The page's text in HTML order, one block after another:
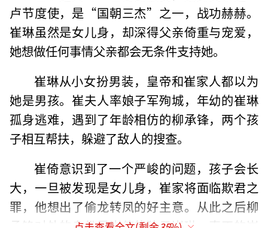
卢节度使，是“国朝三杰”之一，战功赫赫。
崔琳虽然是女儿身，却深得父亲倚重与宠爱，
她想做任何事情父亲都会无条件支持她。
崔琳从小女扮男装，皇帝和崔家人都以为
她是男孩。崔夫人率娘子军殉城，年幼的崔琳
孤身逃难，遇到了年龄相仿的柳承锋，两个孩
子相互帮扶，躲避了敌人的搜查。
崔倚意识到了一个严峻的问题，孩子会长
大，一旦被发现是女儿身，崔家将面临欺君之
罪，他想出了偷龙转凤的好主意。从此之后柳